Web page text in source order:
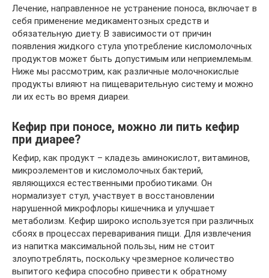
Лечение, направленное не устранение поноса, включает в
себя применение медикаментозных средств и
обязательную диету. В зависимости от причин
появления жидкого стула употребление кисломолочных
продуктов может быть допустимым или неприемлемым.
Ниже мы рассмотрим, как различные молочнокислые
продукты влияют на пищеварительную систему и можно
ли их есть во время диареи.
Кефир при поносе, можно ли пить кефир
при диарее?
Кефир, как продукт – кладезь аминокислот, витаминов,
микроэлементов и кисломолочных бактерий,
являющихся естественными пробиотиками. Он
нормализует стул, участвует в восстановлении
нарушенной микрофлоры кишечника и улучшает
метаболизм. Кефир широко используется при различных
сбоях в процессах переваривания пищи. Для извлечения
из напитка максимальной пользы, ним не стоит
злоупотреблять, поскольку чрезмерное количество
выпитого кефира способно привести к обратному